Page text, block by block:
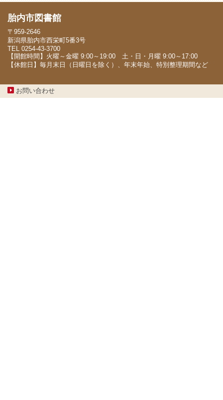
胎内市図書館
〒959-2646
新潟県胎内市西栄町5番3号
TEL 0254-43-3700
【開館時間】火曜～金曜 9:00～19:00 土・日・月曜 9:00～17:00
【休館日】毎月末日（日曜日を除く）、年末年始、特別整理期間など
お問い合わせ